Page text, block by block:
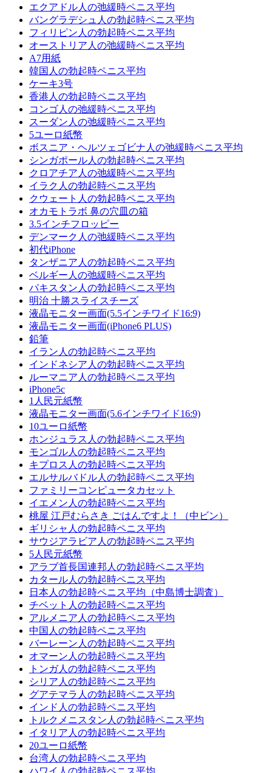
エクアドル人の弛緩時ペニス平均
バングラデシュ人の勃起時ペニス平均
フィリピン人の勃起時ペニス平均
オーストリア人の弛緩時ペニス平均
A7用紙
韓国人の勃起時ペニス平均
ケーキ3号
香港人の勃起時ペニス平均
コンゴ人の弛緩時ペニス平均
スーダン人の弛緩時ペニス平均
5ユーロ紙幣
ボスニア・ヘルツェゴビナ人の弛緩時ペニス平均
シンガポール人の勃起時ペニス平均
クロアチア人の弛緩時ペニス平均
イラク人の勃起時ペニス平均
クウェート人の勃起時ペニス平均
オカモトラボ 鼻の穴皿の箱
3.5インチフロッピー
デンマーク人の弛緩時ペニス平均
初代iPhone
タンザニア人の勃起時ペニス平均
ベルギー人の弛緩時ペニス平均
パキスタン人の勃起時ペニス平均
明治 十勝スライスチーズ
液晶モニター画面(5.5インチワイド16:9)
液晶モニター画面(iPhone6 PLUS)
鉛筆
イラン人の勃起時ペニス平均
インドネシア人の勃起時ペニス平均
ルーマニア人の勃起時ペニス平均
iPhone5c
1人民元紙幣
液晶モニター画面(5.6インチワイド16:9)
10ユーロ紙幣
ホンジュラス人の勃起時ペニス平均
モンゴル人の勃起時ペニス平均
キプロス人の勃起時ペニス平均
エルサルバドル人の勃起時ペニス平均
ファミリーコンピュータカセット
イエメン人の勃起時ペニス平均
桃屋 江戸むらさき ごはんですよ！（中ビン）
ギリシャ人の勃起時ペニス平均
サウジアラビア人の勃起時ペニス平均
5人民元紙幣
アラブ首長国連邦人の勃起時ペニス平均
カタール人の勃起時ペニス平均
日本人の勃起時ペニス平均（中島博士調査）
チベット人の勃起時ペニス平均
アルメニア人の勃起時ペニス平均
中国人の勃起時ペニス平均
バーレーン人の勃起時ペニス平均
オマーン人の勃起時ペニス平均
トンガ人の勃起時ペニス平均
シリア人の勃起時ペニス平均
グアテマラ人の勃起時ペニス平均
インド人の勃起時ペニス平均
トルクメニスタン人の勃起時ペニス平均
イタリア人の勃起時ペニス平均
20ユーロ紙幣
台湾人の勃起時ペニス平均
ハワイ人の勃起時ペニス平均